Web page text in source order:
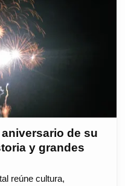
de su
y grandes
reúne cultura,